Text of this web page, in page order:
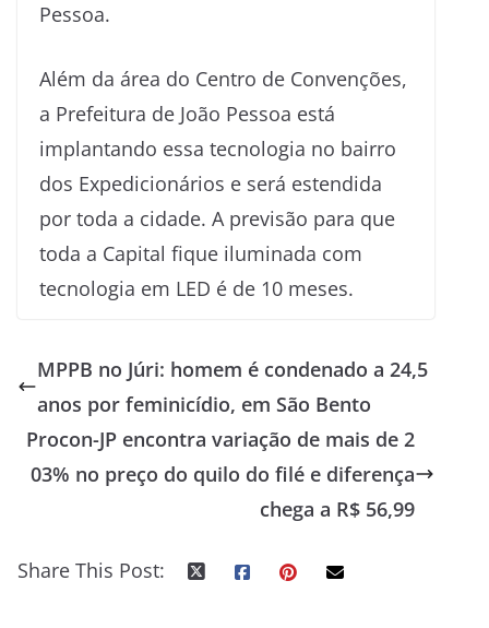
Pessoa.
Além da área do Centro de Convenções,
a Prefeitura de João Pessoa está
implantando essa tecnologia no bairro
dos Expedicionários e será estendida
por toda a cidade. A previsão para que
toda a Capital fique iluminada com
tecnologia em LED é de 10 meses.
MPPB no Júri: homem é condenado a 24,5
anos por feminicídio, em São Bento
Procon-JP encontra variação de mais de 2
03% no preço do quilo do filé e diferença
chega a R$ 56,99
Share This Post: